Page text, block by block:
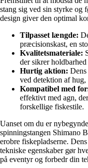
stang sig ved sin styrke og
design giver den optimal
Tilpasset længde:
præcisionskast, en
Kvalitetsmateriale:
der sikrer
Hurtig aktion:
ved detektion af
Kompatibel med
effektivt med agn,
forskellige fiskestile.
Uanset om du er
spinningstangen Shimano
erobre fiskepladserne.
tekniske egenskaber gør
på eventyr og forbedr din